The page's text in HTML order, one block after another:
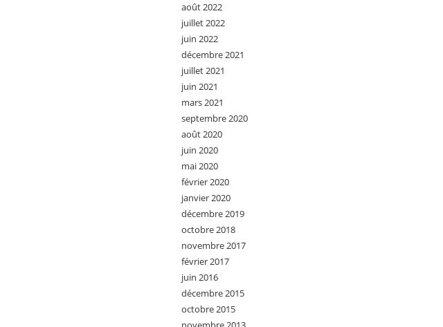
août 2022
juillet 2022
juin 2022
décembre 2021
juillet 2021
juin 2021
mars 2021
septembre 2020
août 2020
juin 2020
mai 2020
février 2020
janvier 2020
décembre 2019
octobre 2018
novembre 2017
février 2017
juin 2016
décembre 2015
octobre 2015